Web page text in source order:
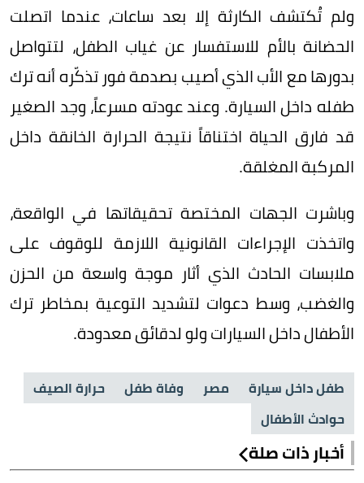
ولم تُكتشف الكارثة إلا بعد ساعات، عندما اتصلت
الحضانة بالأم للاستفسار عن غياب الطفل، لتتواصل
بدورها مع الأب الذي أصيب بصدمة فور تذكّره أنه ترك
طفله داخل السيارة. وعند عودته مسرعاً، وجد الصغير
قد فارق الحياة اختناقاً نتيجة الحرارة الخانقة داخل
المركبة المغلقة.
وباشرت الجهات المختصة تحقيقاتها في الواقعة،
واتخذت الإجراءات القانونية اللازمة للوقوف على
ملابسات الحادث الذي أثار موجة واسعة من الحزن
والغضب، وسط دعوات لتشديد التوعية بمخاطر ترك
الأطفال داخل السيارات ولو لدقائق معدودة.
طفل داخل سيارة مصر وفاة طفل
حرارة الصيف
حوادث الأطفال
أخبار ذات صلة